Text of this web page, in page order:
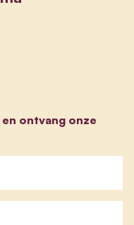
ontvang onze